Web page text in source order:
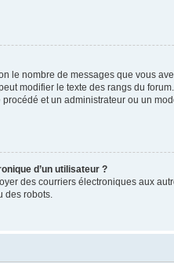
le nombre de messages que vous
modifier le texte des rangs du
et un administrateur ou un
d’un utilisateur ?
des courriers électroniques aux
des robots.